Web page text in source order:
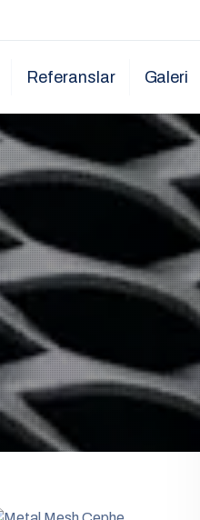
Referanslar Galeri